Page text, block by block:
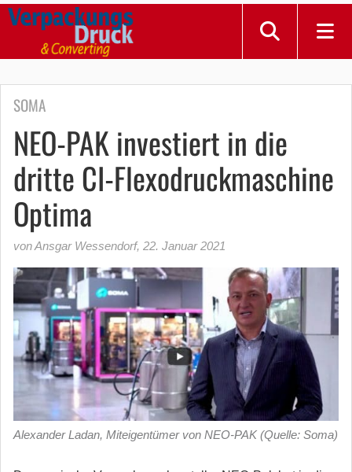
SOMA
NEO-PAK investiert in die
dritte CI-Flexodruckmaschine
Optima
von Ansgar Wessendorf, 22. Januar 2021
Alexander Ladan, Miteigentümer von NEO-PAK (Quelle: Soma)